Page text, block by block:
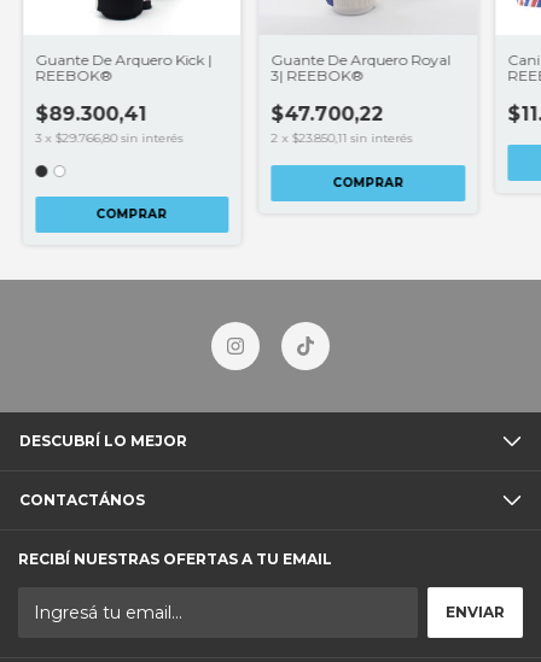
Guante De Arquero Kick |
REEBOK®
$89.300,41
3 x $29.766,80 sin interés
COMPRAR
Guante De Arquero Royal
3| REEBOK®
$47.700,22
2 x $23.850,11 sin interés
COMPRAR
DESCUBRÍ LO MEJOR
CONTACTÁNOS
RECIBÍ NUESTRAS OFERTAS A TU EMAIL